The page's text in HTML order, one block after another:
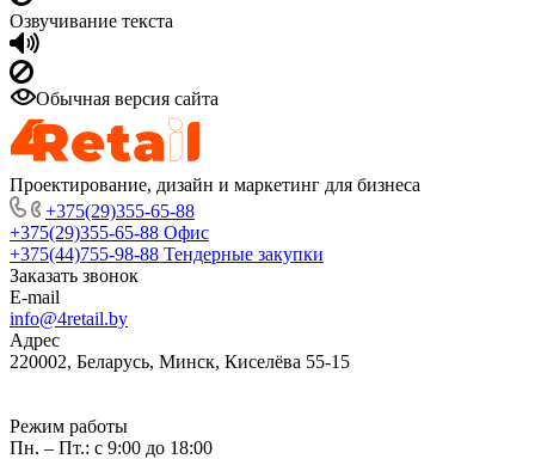
Озвучивание текста
Обычная версия сайта
Проектирование, дизайн и маркетинг для бизнеса
+375(29)355-65-88
+375(29)355-65-88 Офис
+375(44)755-98-88 Тендерные закупки
Заказать звонок
E-mail
info@4retail.by
Адрес
220002, Беларусь, Минск, Киселёва 55-15
Режим работы
Пн. – Пт.: с 9:00 до 18:00